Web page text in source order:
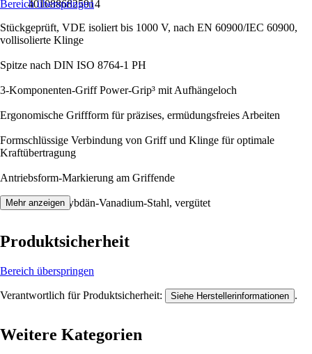
4010886825914
Bereich überspringen
Stückgeprüft, VDE isoliert bis 1000 V, nach EN 60900/IEC 60900,
vollisolierte Klinge
Spitze nach DIN ISO 8764-1 PH
3-Komponenten-Griff Power-Grip³ mit Aufhängeloch
Ergonomische Griffform für präzises, ermüdungsfreies Arbeiten
Formschlüssige Verbindung von Griff und Klinge für optimale
Kraftübertragung
Antriebsform-Markierung am Griffende
Klinge aus Molybdän-Vanadium-Stahl, vergütet
Mehr anzeigen
Produktsicherheit
Bereich überspringen
Verantwortlich für Produktsicherheit: Siehe Herstellerinformationen .
Weitere Kategorien